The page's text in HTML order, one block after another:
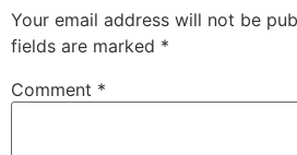
Your email address will not be
fields are marked *
Comment *